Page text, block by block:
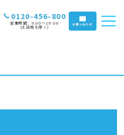
0120-456-800
営業時間：9:00〜18:00
(土日祝を除く) お問い合わせ